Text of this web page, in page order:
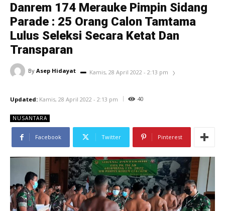
Danrem 174 Merauke Pimpin Sidang
Parade : 25 Orang Calon Tamtama
Lulus Seleksi Secara Ketat Dan
Transparan
By Asep Hidayat Kamis, 28 April 2022 - 2:13 pm
Updated: Kamis, 28 April 2022 - 2:13 pm 40
NUSANTARA
Facebook Twitter Pinterest